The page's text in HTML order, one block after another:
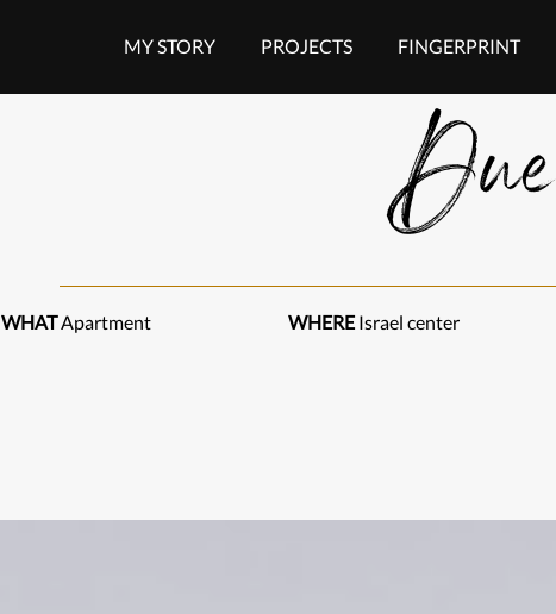
MY STORY PROJECTS FINGERPRINT
Due
WHATApartment WHEREIsrael center